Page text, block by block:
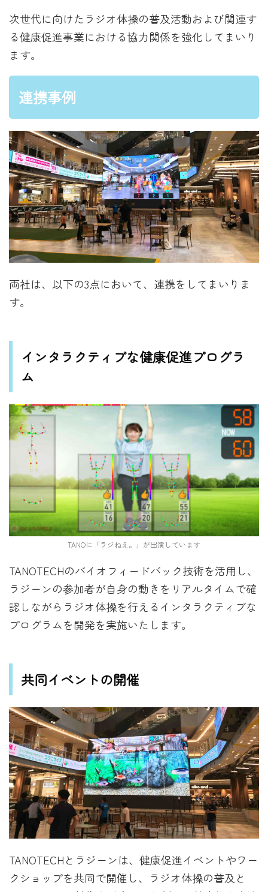
次世代に向けたラジオ体操の普及活動および関連す
る健康促進事業における協力関係を強化してまいり
ます。
連携事例
両社は、以下の3点において、連携をしてまいりま
す。
インタラクティブな健康促進プログラ
ム
TANOに「ラジねえ。」が出演しています
TANOTECHのバイオフィードバック技術を活用し、
ラジーンの参加者が自身の動きをリアルタイムで確
認しながらラジオ体操を行えるインタラクティブな
プログラムを開発を実施いたします。
共同イベントの開催
TANOTECHとラジーンは、健康促進イベントやワー
クショップを共同で開催し、ラジオ体操の普及と